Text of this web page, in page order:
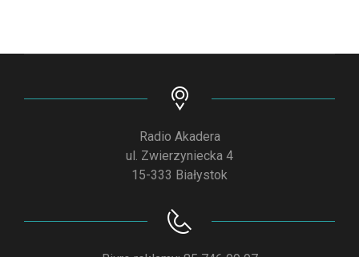
Radio Akadera
ul. Zwierzyniecka 4
15-333 Białystok